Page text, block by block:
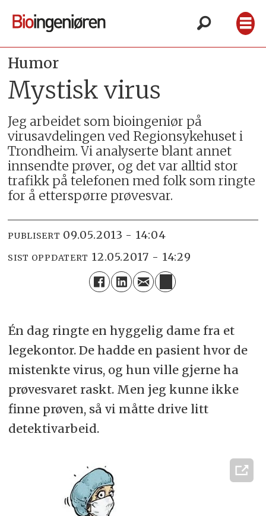
Humor
Mystisk virus
Jeg arbeidet som bioingeniør på
virusavdelingen ved Regionsykehuset i
Trondheim. Vi analyserte blant annet
innsendte prøver, og det var alltid stor
trafikk på telefonen med folk som ringte
for å etterspørre prøvesvar.
PUBLISERT 09.05.2013 - 14:04
SIST OPPDATERT 12.05.2017 - 14:29
Én dag ringte en hyggelig dame fra et
legekontor. De hadde en pasient hvor de
mistenkte virus, og hun ville gjerne ha
prøvesvaret raskt. Men jeg kunne ikke
finne prøven, så vi måtte drive litt
detektivarbeid.